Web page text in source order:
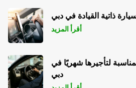
ذاتية القيادة في دبي
أقرأ المزيد
لتأجيرها شهريًا في
دبي